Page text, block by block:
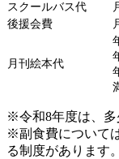
スクールバス代
後援会費
月刊絵本代
※令和8年度は、多
※副食費について
る制度があります。